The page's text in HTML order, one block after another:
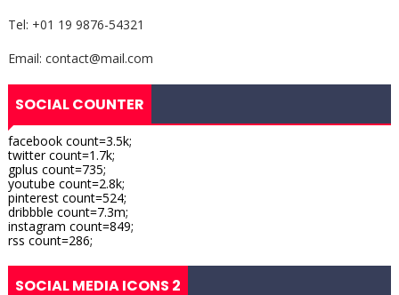
Tel: +01 19 9876-54321
Email: contact@mail.com
SOCIAL COUNTER
facebook count=3.5k;
twitter count=1.7k;
gplus count=735;
youtube count=2.8k;
pinterest count=524;
dribbble count=7.3m;
instagram count=849;
rss count=286;
SOCIAL MEDIA ICONS 2